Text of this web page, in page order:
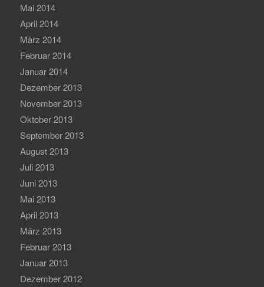
Mai 2014
April 2014
März 2014
Februar 2014
Januar 2014
Dezember 2013
November 2013
Oktober 2013
September 2013
August 2013
Juli 2013
Juni 2013
Mai 2013
April 2013
März 2013
Februar 2013
Januar 2013
Dezember 2012